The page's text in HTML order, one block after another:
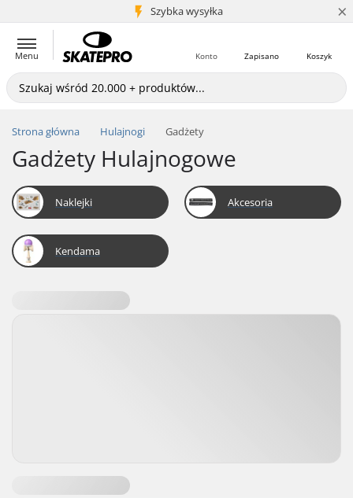
Szybka wysyłka
5+ mln klientów ×
Menu Koszyk
Zapisano
Konto
Strona główna Hulajnogi Gadżety
Gadżety Hulajnogowe
Naklejki Akcesoria
Kendama